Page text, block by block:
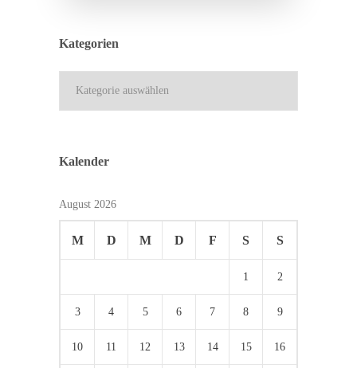
Kategorien
Kalender
August 2026
M D M D F S S
1 2
3 4 5 6 7 8 9
10 11 12 13 14 15 16